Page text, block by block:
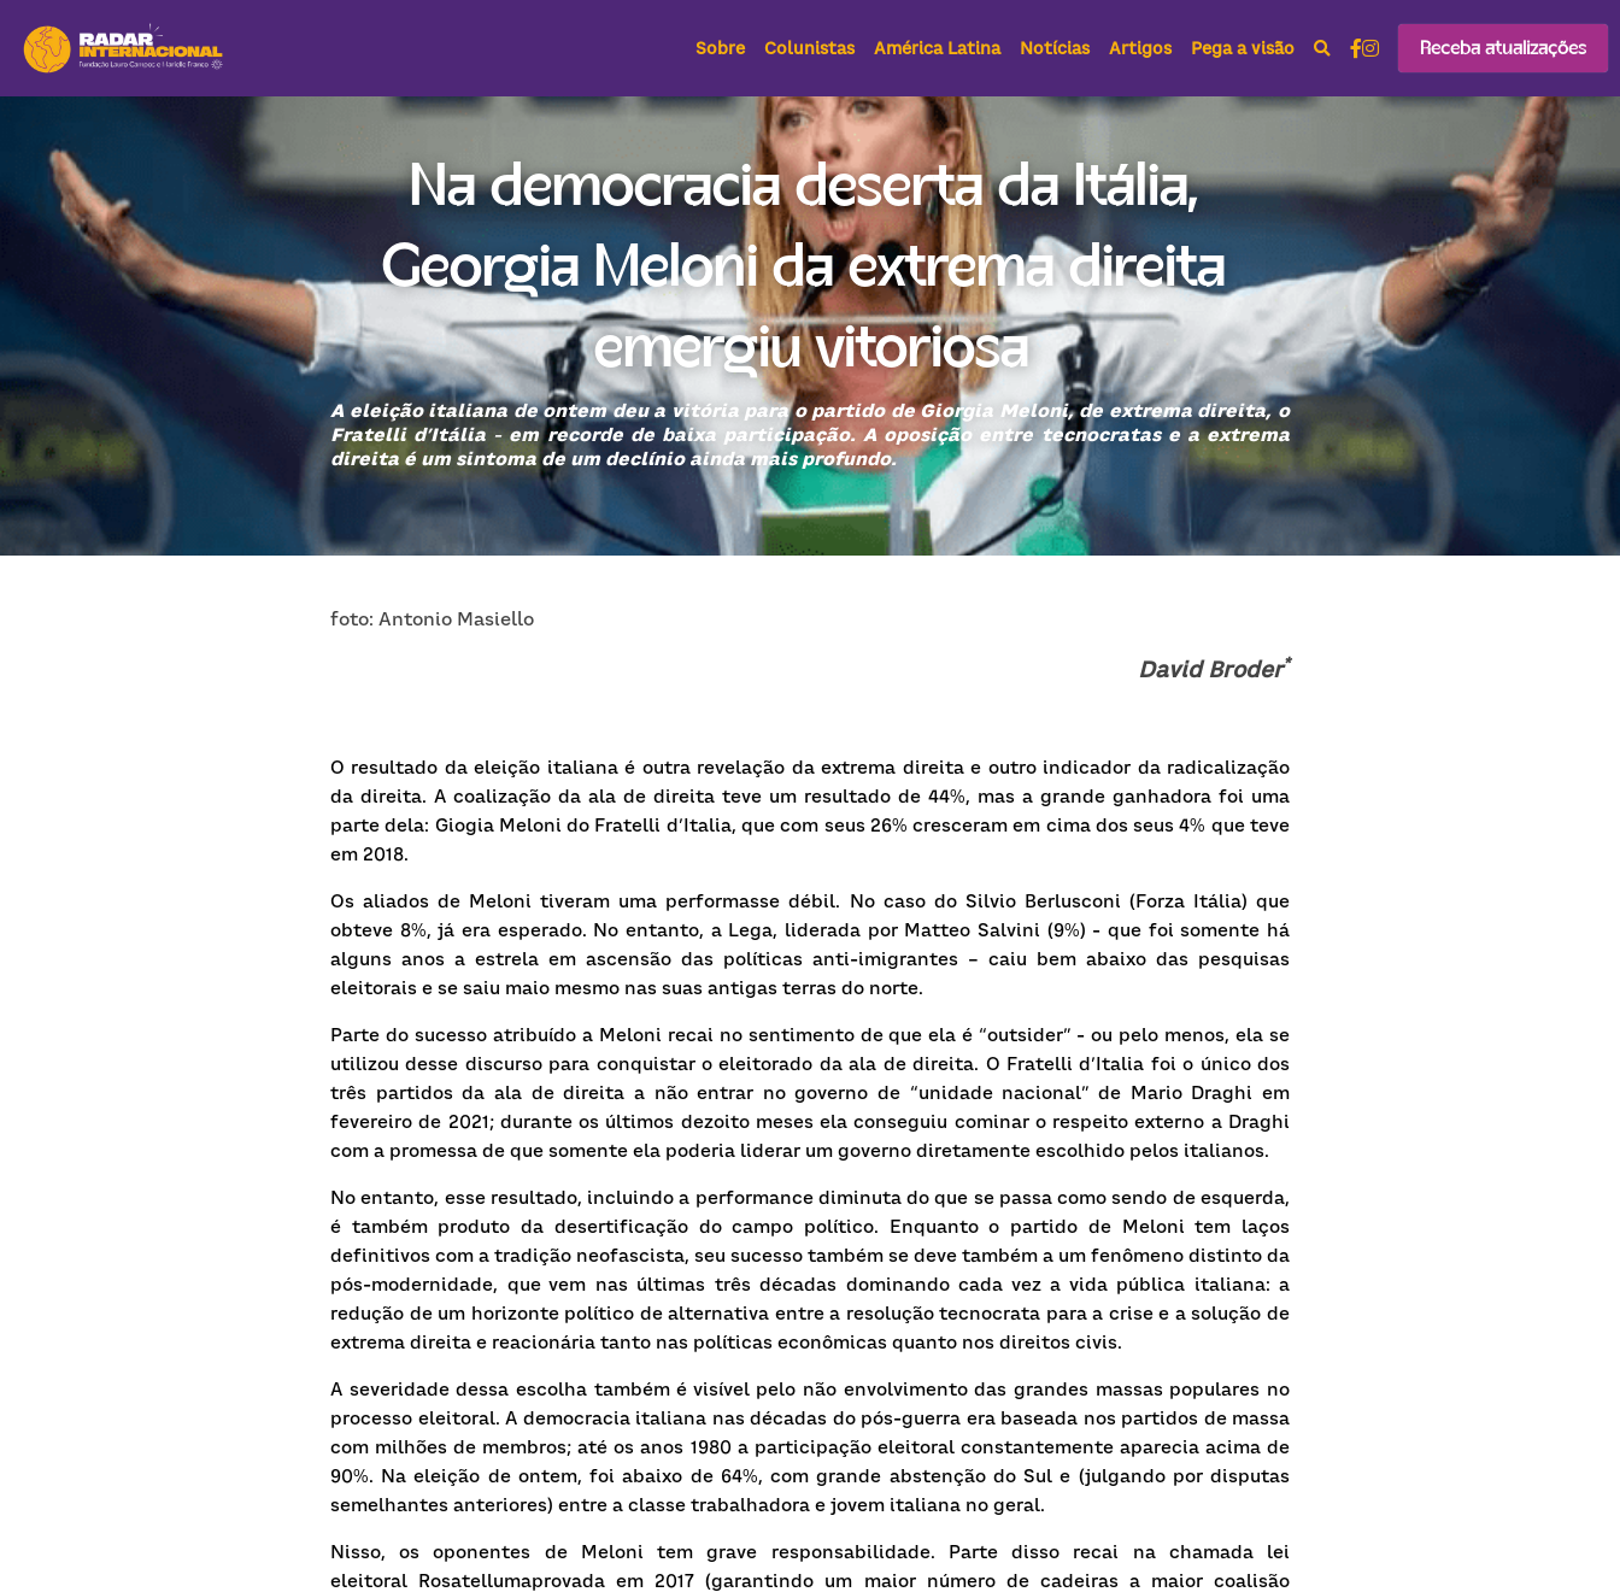
Sobre Colunistas América Latina Notícias Artigos Pega a visão Receba atualizações
Na democracia deserta da Itália,
Georgia Meloni da extrema direita
emergiu vitoriosa
A eleição italiana de ontem deu a vitória para o partido de Giorgia Meloni, de extrema direita, o
Fratelli d’Itália - em recorde de baixa participação. A oposição entre tecnocratas e a extrema
direita é um sintoma de um declínio ainda mais profundo.
foto: Antonio Masiello
David Broder*
O resultado da eleição italiana é outra revelação da extrema direita e outro indicador da radicalização
da direita. A coalização da ala de direita teve um resultado de 44%, mas a grande ganhadora foi uma
parte dela: Giogia Meloni do Fratelli d’Italia, que com seus 26% cresceram em cima dos seus 4% que teve
em 2018.
Os aliados de Meloni tiveram uma performasse débil. No caso do Silvio Berlusconi (Forza Itália) que
obteve 8%, já era esperado. No entanto, a Lega, liderada por Matteo Salvini (9%) - que foi somente há
alguns anos a estrela em ascensão das políticas anti-imigrantes – caiu bem abaixo das pesquisas
eleitorais e se saiu maio mesmo nas suas antigas terras do norte.
Parte do sucesso atribuído a Meloni recai no sentimento de que ela é “outsider” - ou pelo menos, ela se
utilizou desse discurso para conquistar o eleitorado da ala de direita. O Fratelli d’Italia foi o único dos
três partidos da ala de direita a não entrar no governo de “unidade nacional” de Mario Draghi em
fevereiro de 2021; durante os últimos dezoito meses ela conseguiu cominar o respeito externo a Draghi
com a promessa de que somente ela poderia liderar um governo diretamente escolhido pelos italianos.
No entanto, esse resultado, incluindo a performance diminuta do que se passa como sendo de esquerda,
é também produto da desertificação do campo político. Enquanto o partido de Meloni tem laços
definitivos com a tradição neofascista, seu sucesso também se deve também a um fenômeno distinto da
pós-modernidade, que vem nas últimas três décadas dominando cada vez a vida pública italiana: a
redução de um horizonte político de alternativa entre a resolução tecnocrata para a crise e a solução de
extrema direita e reacionária tanto nas políticas econômicas quanto nos direitos civis.
A severidade dessa escolha também é visível pelo não envolvimento das grandes massas populares no
processo eleitoral. A democracia italiana nas décadas do pós-guerra era baseada nos partidos de massa
com milhões de membros; até os anos 1980 a participação eleitoral constantemente aparecia acima de
90%. Na eleição de ontem, foi abaixo de 64%, com grande abstenção do Sul e (julgando por disputas
semelhantes anteriores) entre a classe trabalhadora e jovem italiana no geral.
Nisso, os oponentes de Meloni tem grave responsabilidade. Parte disso recai na chamada lei
eleitoral Rosatellumaprovada em 2017 (garantindo um maior número de cadeiras a maior coalisão